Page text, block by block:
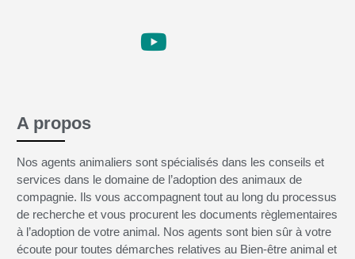
A propos
Nos agents animaliers sont spécialisés dans les conseils et
services dans le domaine de l’adoption des animaux de
compagnie. Ils vous accompagnent tout au long du processus
de recherche et vous procurent les documents règlementaires
à l’adoption de votre animal. Nos agents sont bien sûr à votre
écoute pour toutes démarches relatives au Bien-être animal et